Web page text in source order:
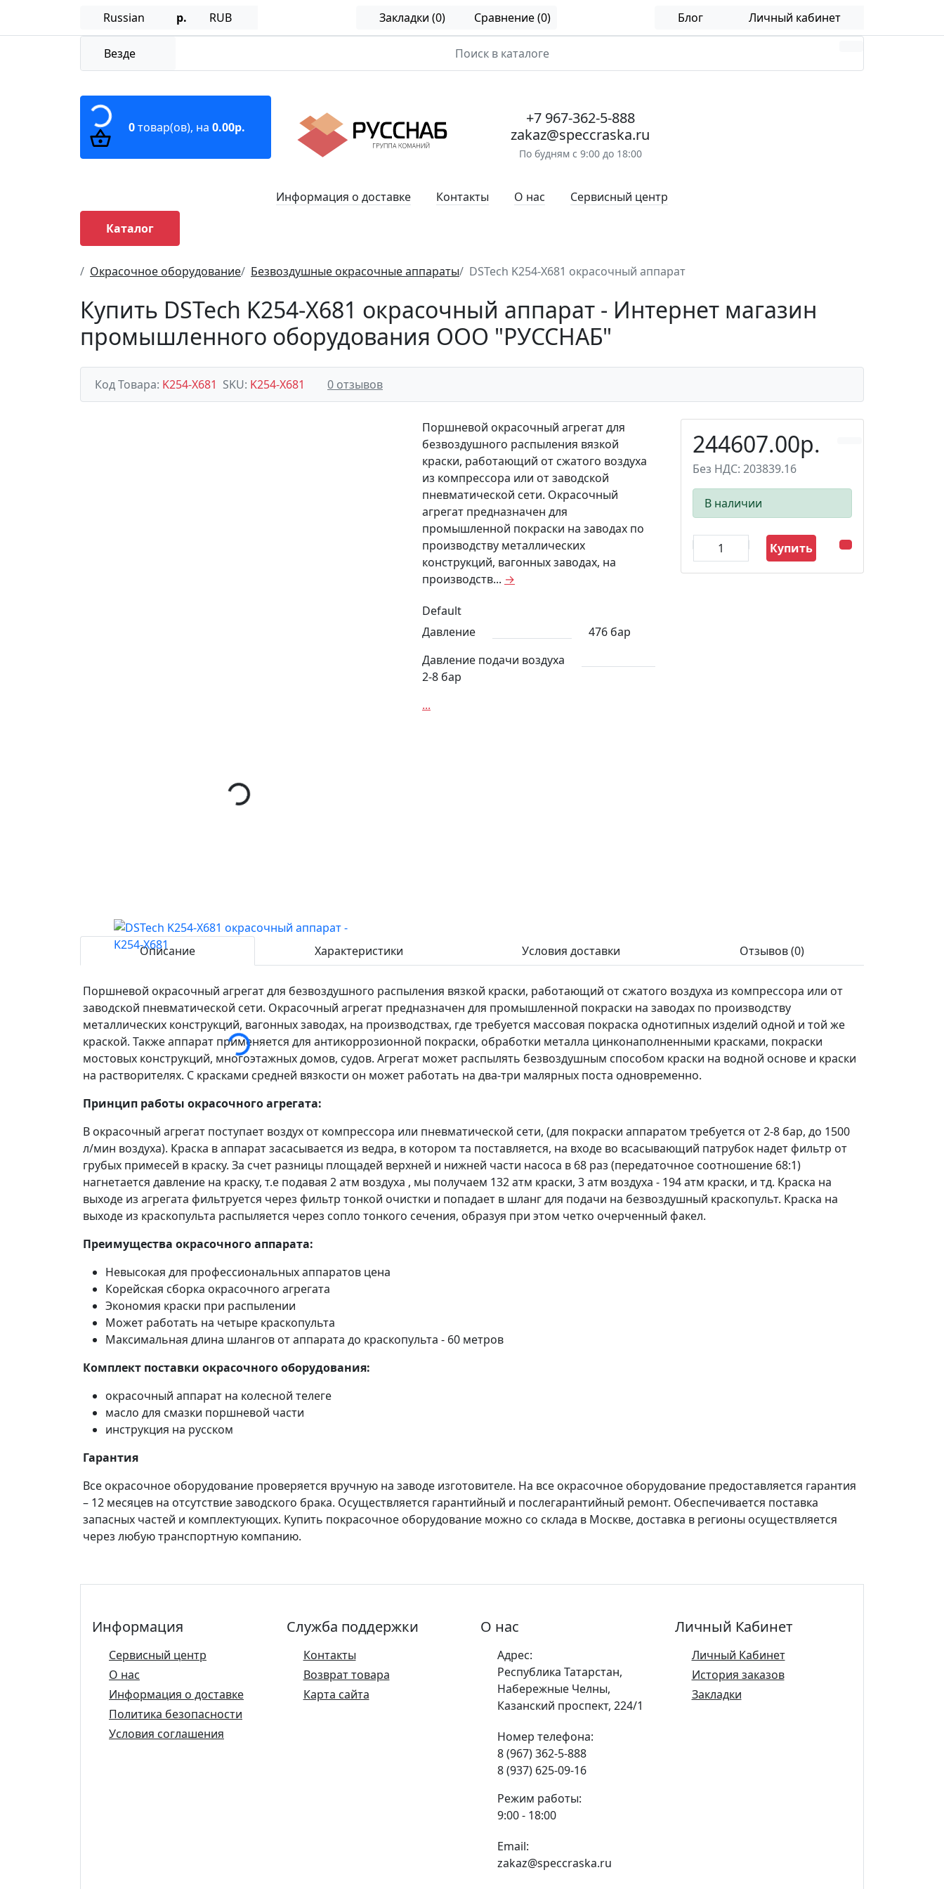
Russian р. RUB Закладки (0) Сравнение (0) Блог Личный кабинет
+7 967-362-5-888
zakaz@speccraska.ru
По будням с 9:00 до 18:00
Везде
Информация о доставке Контакты О нас Сервисный центр
0товар(ов), на 0.00р.
Каталог
Окрасочное оборудование Безвоздушные окрасочные аппараты DSTech K254-X681 окрасочный аппарат
Купить DSTech K254-X681 окрасочный аппарат - Интернет магазин
промышленного оборудования ООО "РУССНАБ"
Код Товара: K254-X681 SKU: K254-X681 0 отзывов
244607.00р.
Без НДС: 203839.16
В наличии
Купить
Поршневой окрасочный агрегат для
безвоздушного распыления вязкой
краски, работающий от сжатого воздуха
из компрессора или от заводской
пневматической сети. Окрасочный
агрегат предназначен для
промышленной покраски на заводах по
производству металлических
конструкций, вагонных заводах, на
производств... →
Default
Давление
476 бар
Давление подачи воздуха
2-8 бар
...
Описание Характеристики Условия доставки Отзывов (0)
Поршневой окрасочный агрегат для безвоздушного распыления вязкой краски, работающий от сжатого воздуха из компрессора или от
заводской пневматической сети. Окрасочный агрегат предназначен для промышленной покраски на заводах по производству
металлических конструкций, вагонных заводах, на производствах, где требуется массовая покраска однотипных изделий одной и той же
краской. Также аппарат применяется для антикоррозионной покраски, обработки металла цинконаполненными красками, покраски
мостовых конструкций, многоэтажных домов, судов. Агрегат может распылять безвоздушным способом краски на водной основе и краски
на растворителях. С красками средней вязкости он может работать на два-три малярных поста одновременно.
Принцип работы окрасочного агрегата:
В окрасочный агрегат поступает воздух от компрессора или пневматической сети, (для покраски аппаратом требуется от 2-8 бар, до 1500
л/мин воздуха). Краска в аппарат засасывается из ведра, в котором та поставляется, на входе во всасывающий патрубок надет фильтр от
грубых примесей в краску. За счет разницы площадей верхней и нижней части насоса в 68 раз (передаточное соотношение 68:1)
нагнетается давление на краску, т.е подавая 2 атм воздуха , мы получаем 132 атм краски, 3 атм воздуха - 194 атм краски, и тд. Краска на
выходе из агрегата фильтруется через фильтр тонкой очистки и попадает в шланг для подачи на безвоздушный краскопульт. Краска на
выходе из краскопульта распыляется через сопло тонкого сечения, образуя при этом четко очерченный факел.
Преимущества окрасочного аппарата:
Невысокая для профессиональных аппаратов цена
Корейская сборка окрасочного агрегата
Экономия краски при распылении
Может работать на четыре краскопульта
Максимальная длина шлангов от аппарата до краскопульта - 60 метров
Комплект поставки окрасочного оборудования:
окрасочный аппарат на колесной телеге
масло для смазки поршневой части
инструкция на русском
Гарантия
Все окрасочное оборудование проверяется вручную на заводе изготовителе. На все окрасочное оборудование предоставляется гарантия
– 12 месяцев на отсутствие заводского брака. Осуществляется гарантийный и послегарантийный ремонт. Обеспечивается поставка
запасных частей и комплектующих. Купить покрасочное оборудование можно со склада в Москве, доставка в регионы осуществляется
через любую транспортную компанию.
Информация
Сервисный центр
О нас
Информация о доставке
Политика безопасности
Условия соглашения
Служба поддержки
Контакты
Возврат товара
Карта сайта
О нас
Адрес:
Республика Татарстан,
Набережные Челны,
Казанский проспект, 224/1
Номер телефона:
8 (967) 362-5-888
8 (937) 625-09-16
Режим работы:
9:00 - 18:00
Email:
zakaz@speccraska.ru
Личный Кабинет
Личный Кабинет
История заказов
Закладки